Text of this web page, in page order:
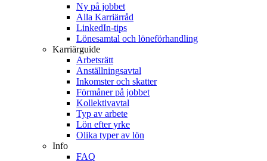
Ny på jobbet
Alla Karriärråd
LinkedIn-tips
Lönesamtal och löneförhandling
Karriärguide
Arbetsrätt
Anställningsavtal
Inkomster och skatter
Förmåner på jobbet
Kollektivavtal
Typ av arbete
Lön efter yrke
Olika typer av lön
Info
FAQ